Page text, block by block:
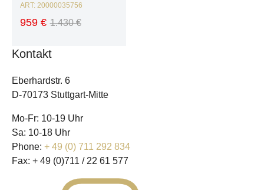
ART: 20000035756
1.430 €
959 €
Kontakt
Eberhardstr. 6
D-70173 Stuttgart-Mitte
Mo-Fr: 10-19 Uhr
Sa: 10-18 Uhr
Phone: + 49 (0) 711 292 834
Fax: + 49 (0)711 / 22 61 577